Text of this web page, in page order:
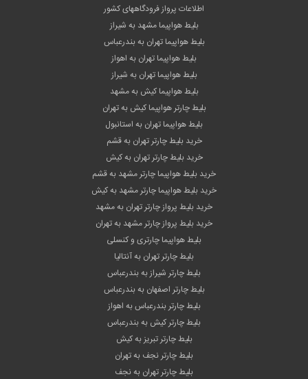
اطلاعات پرواز فرودگاههای کشور
بلیط هواپیما مشهد به شیراز
بلیط هواپیما تهران به بندرعباس
بلیط هواپیما تهران به اهواز
بلیط هواپیما تهران به شیراز
بلیط هواپیما کیش به مشهد
بلیط چارتر هواپیما کیش به تهران
بلیط هواپیما تهران به استانبول
خرید بلیط چارتر تهران به قشم
خرید بلیط چارتر تهران به کیش
خرید بلیط هواپیما چارتر مشهد به قشم
خرید بلیط هواپیما چارتر مشهد به کیش
خرید بلیط پرواز چارتر تهران به مشهد
خرید بلیط پرواز چارتر مشهد به تهران
بلیط هواپیما چارتری و کنسلی
بلیط چارتر تهران به آنتالیا
بلیط چارتر شیراز به بندرعباس
بلیط چارتر اصفهان به بندرعباس
بلیط چارتر بندرعباس به اهواز
بلیط چارتر کیش به بندرعباس
بلیط چارتر تبریز به کیش
بلیط چارتر نجف به تهران
بلیط چارتر تهران به نجف